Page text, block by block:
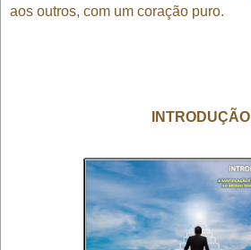
aos outros, com um coração puro.
INTRODUÇÃO